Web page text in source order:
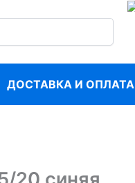
ДОСТАВКА И ОПЛАТА